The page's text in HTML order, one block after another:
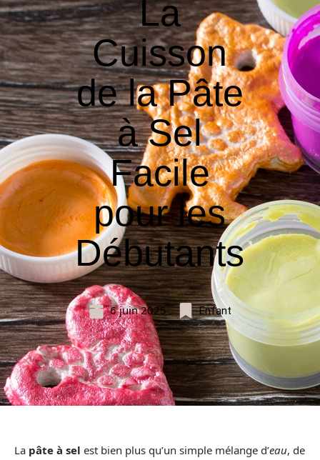
La
Cuisson
de la Pâte
à Sel
Facile
pour les
Débutants
6 juin 2025 Enfant
La pâte à sel est bien plus qu’un simple mélange d’eau, de